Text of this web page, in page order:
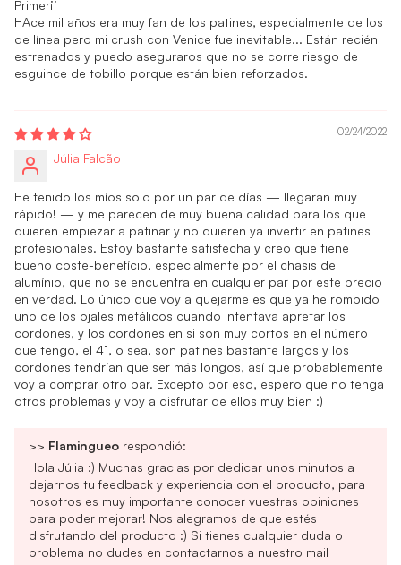
Primer¡¡
HAce mil años era muy fan de los patines, especialmente de los
de línea pero mi crush con Venice fue inevitable... Están recién
estrenados y puedo aseguraros que no se corre riesgo de
esguince de tobillo porque están bien reforzados.
02/24/2022
Júlia Falcão
He tenido los míos solo por un par de días — llegaran muy
rápido! — y me parecen de muy buena calidad para los que
quieren empiezar a patinar y no quieren ya invertir en patines
profesionales. Estoy bastante satisfecha y creo que tiene
bueno coste-benefício, especialmente por el chasis de
alumínio, que no se encuentra en cualquier par por este precio
en verdad. Lo único que voy a quejarme es que ya he rompido
uno de los ojales metálicos cuando intentava apretar los
cordones, y los cordones en si son muy cortos en el número
que tengo, el 41, o sea, son patines bastante largos y los
cordones tendrían que ser más longos, así que probablemente
voy a comprar otro par. Excepto por eso, espero que no tenga
otros problemas y voy a disfrutar de ellos muy bien :)
>> Flamingueo respondió:
Hola Júlia :) Muchas gracias por dedicar unos minutos a
dejarnos tu feedback y experiencia con el producto, para
nosotros es muy importante conocer vuestras opiniones
para poder mejorar! Nos alegramos de que estés
disfrutando del producto :) Si tienes cualquier duda o
problema no dudes en contactarnos a nuestro mail